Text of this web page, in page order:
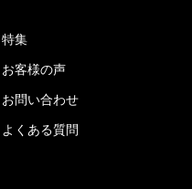
特集
お客様の声
お問い合わせ
よくある質問